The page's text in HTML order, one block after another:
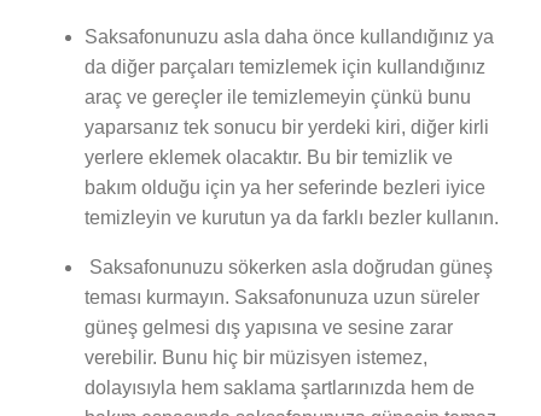
Saksafonunuzu asla daha önce kullandığınız ya
da diğer parçaları temizlemek için kullandığınız
araç ve gereçler ile temizlemeyin çünkü bunu
yaparsanız tek sonucu bir yerdeki kiri, diğer kirli
yerlere eklemek olacaktır. Bu bir temizlik ve
bakım olduğu için ya her seferinde bezleri iyice
temizleyin ve kurutun ya da farklı bezler kullanın.
Saksafonunuzu sökerken asla doğrudan güneş
teması kurmayın. Saksafonunuza uzun süreler
güneş gelmesi dış yapısına ve sesine zarar
verebilir. Bunu hiç bir müzisyen istemez,
dolayısıyla hem saklama şartlarınızda hem de